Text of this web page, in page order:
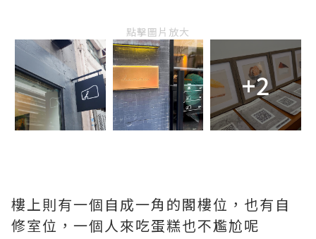
點擊圖片放大
+2
樓上則有一個自成一角的閣樓位，也有自
修室位，一個人來吃蛋糕也不尷尬呢